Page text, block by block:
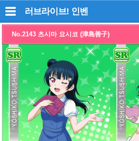
러브라이브! 인벤
No.2143 츠시마 요시코 (津島善子)